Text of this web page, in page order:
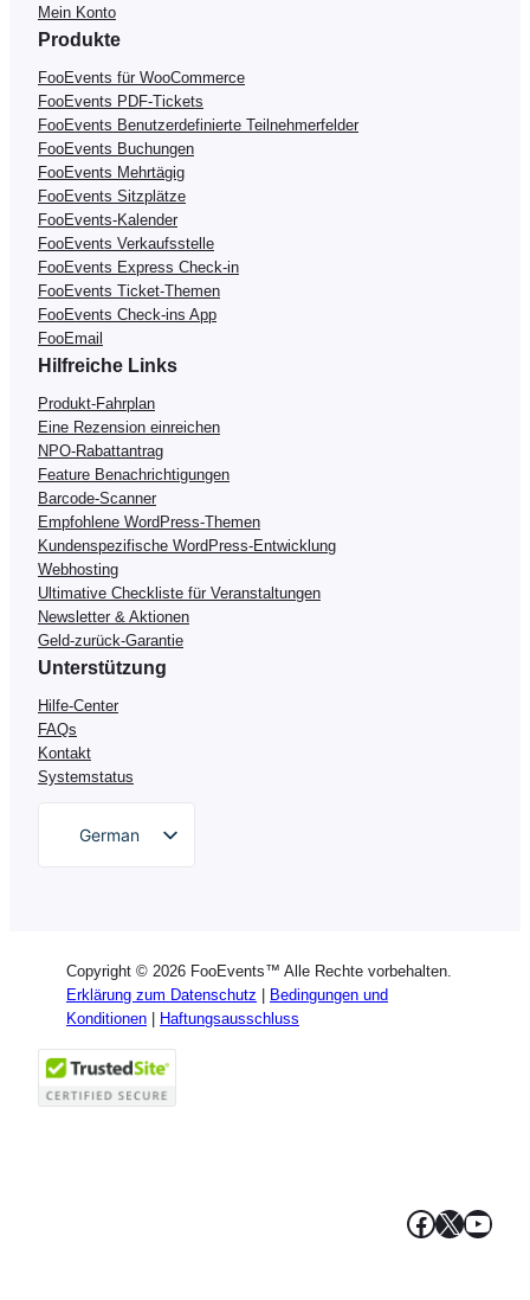
Mein Konto
Produkte
FooEvents für WooCommerce
FooEvents PDF-Tickets
FooEvents Benutzerdefinierte Teilnehmerfelder
FooEvents Buchungen
FooEvents Mehrtägig
FooEvents Sitzplätze
FooEvents-Kalender
FooEvents Verkaufsstelle
FooEvents Express Check-in
FooEvents Ticket-Themen
FooEvents Check-ins App
FooEmail
Hilfreiche Links
Produkt-Fahrplan
Eine Rezension einreichen
NPO-Rabattantrag
Feature Benachrichtigungen
Barcode-Scanner
Empfohlene WordPress-Themen
Kundenspezifische WordPress-Entwicklung
Webhosting
Ultimative Checkliste für Veranstaltungen
Newsletter & Aktionen
Geld-zurück-Garantie
Unterstützung
Hilfe-Center
FAQs
Kontakt
Systemstatus
German
Italian
Portuguese
French
Polish
Copyright © 2026 FooEvents™ Alle Rechte vorbehalten.
Erklärung zum Datenschutz
Bedingungen und
Konditionen
Haftungsausschluss
Facebook
X